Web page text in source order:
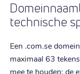
technische
Een .com.se
maximaal 63
mee te houden: de